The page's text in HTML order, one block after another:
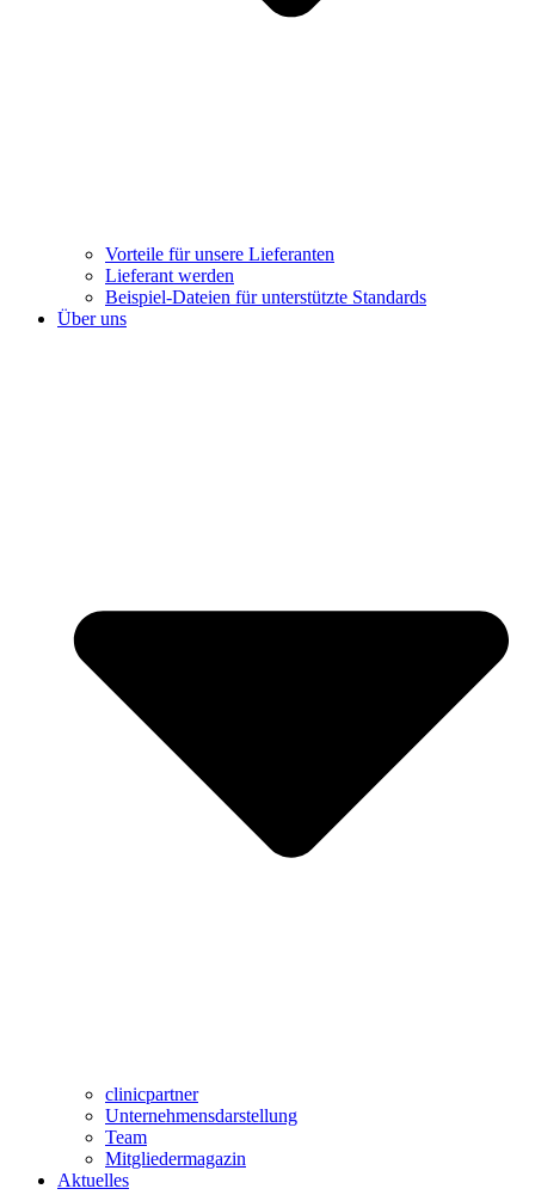
Vorteile für unsere Lieferanten
Lieferant werden
Beispiel-Dateien für unterstützte Standards
Über uns
clinicpartner
Unternehmensdarstellung
Team
Mitgliedermagazin
Aktuelles